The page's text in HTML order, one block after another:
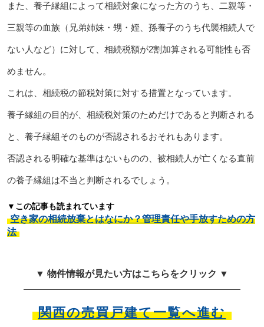
また、養子縁組によって相続対象になった方のうち、二親等・
三親等の血族（兄弟姉妹・甥・姪、孫養子のうち代襲相続人で
ない人など）に対して、相続税額が2割加算される可能性も否
めません。
これは、相続税の節税対策に対する措置となっています。
養子縁組の目的が、相続税対策のためだけであると判断される
と、養子縁組そのものが否認されるおそれもあります。
否認される明確な基準はないものの、被相続人が亡くなる直前
の養子縁組は不当と判断されるでしょう。
▼この記事も読まれています
空き家の相続放棄とはなにか？管理責任や手放すための方
法
▼ 物件情報が見たい方はこちらをクリック ▼
関西の売買戸建て一覧へ進む